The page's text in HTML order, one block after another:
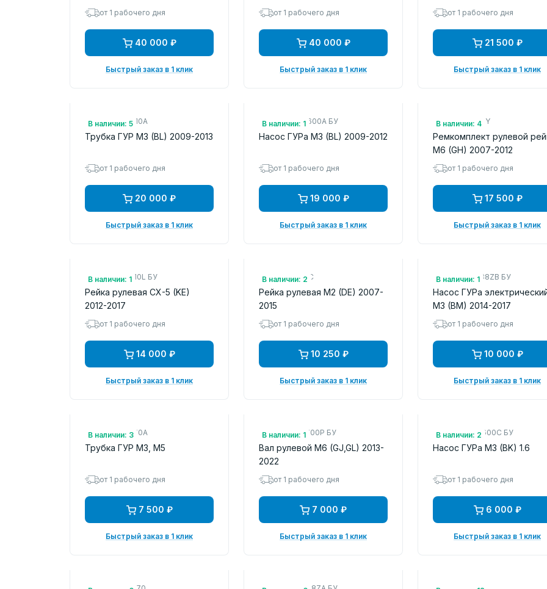
от 1 рабочего дня
40 000 ₽
Быстрый заказ в 1 клик
от 1 рабочего дня
40 000 ₽
Быстрый заказ в 1 клик
от 1 рабочего дня
21 500 ₽
Быстрый заказ в 1 клик
В наличии: 5
Арт.: BBY132410A
Трубка ГУР M3 (BL) 2009-2013
от 1 рабочего дня
20 000 ₽
Быстрый заказ в 1 клик
В наличии: 1
Арт.: BBM532600A БУ
Насос ГУРа M3 (BL) 2009-2012
от 1 рабочего дня
19 000 ₽
Быстрый заказ в 1 клик
В наличии: 4
Арт.: GS1F3212Y
Ремкомплект рулевой
M6 (GH) 2007-2012
от 1 рабочего дня
17 500 ₽
Быстрый заказ в 1 клик
В наличии: 1
Арт.: KD3132110L БУ
Рейка рулевая CX-5 (KE)
2012-2017
от 1 рабочего дня
14 000 ₽
Быстрый заказ в 1 клик
В наличии: 2
Арт.: 1GS4301C
Рейка рулевая M2 (DE) 2007-
2015
от 1 рабочего дня
10 250 ₽
Быстрый заказ в 1 клик
В наличии: 1
Арт.: BHN16788ZB БУ
Насос ГУРа
M3 (BM) 2014-2017
от 1 рабочего дня
10 000 ₽
Быстрый заказ в 1 клик
В наличии: 3
Арт.: BPY132410A
Трубка ГУР M3, M5
от 1 рабочего дня
7 500 ₽
Быстрый заказ в 1 клик
В наличии: 1
Арт.: GHT232100P БУ
Вал рулевой M6 (GJ,GL) 2013-
2022
от 1 рабочего дня
7 000 ₽
Быстрый заказ в 1 клик
В наличии: 2
Арт.: BP4M32600C БУ
Насос ГУРа M3 (BK) 1.6
от 1 рабочего дня
6 000 ₽
Быстрый заказ в 1 клик